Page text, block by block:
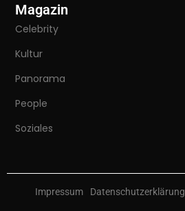
Magazin
Celebrity
Kultur
Panorama
People
Soziales
Impressum Datenschutzerklärung